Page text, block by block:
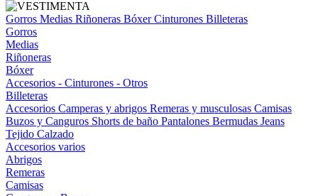
Gorros Medias Riñoneras BóxerCinturones Billeteras
Gorros
Medias
Riñoneras
Bóxer
Accesorios - Cinturones - Otros
Billeteras
Accesorios Camperas y abrigos Remeras y musculosas Camisas
Buzos y Canguros Shorts de baño Pantalones Bermudas Jeans
Tejido Calzado
Accesorios varios
Abrigos
Remeras
Camisas